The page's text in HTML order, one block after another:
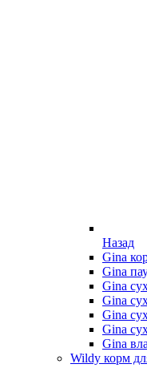
Назад
Gina
Gina
Gina
Gina
Gina
Gina
Gina
Wildy корм